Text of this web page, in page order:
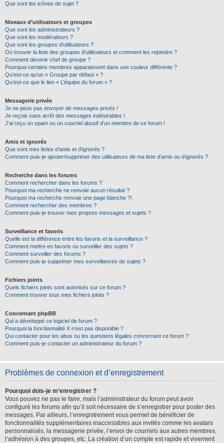
Que sont les icônes de sujet ?
Niveaux d’utilisateurs et groupes
Que sont les administrateurs ?
Que sont les modérateurs ?
Que sont les groupes d’utilisateurs ?
Où trouver la liste des groupes d’utilisateurs et comment les rejoindre ?
Comment devenir chef de groupe ?
Pourquoi certains membres apparaissent dans une couleur différente ?
Qu’est-ce qu’un « Groupe par défaut » ?
Qu’est-ce que le lien « L’équipe du forum » ?
Messagerie privée
Je ne peux pas envoyer de messages privés !
Je reçois sans arrêt des messages indésirables !
J’ai reçu un spam ou un courriel abusif d’un membre de ce forum !
Amis et ignorés
Que sont mes listes d’amis et d’ignorés ?
Comment puis-je ajouter/supprimer des utilisateurs de ma liste d’amis ou d’ignorés ?
Recherche dans les forums
Comment rechercher dans les forums ?
Pourquoi ma recherche ne renvoie aucun résultat ?
Pourquoi ma recherche renvoie une page blanche ?!
Comment rechercher des membres ?
Comment puis-je trouver mes propres messages et sujets ?
Surveillance et favoris
Quelle est la différence entre les favoris et la surveillance ?
Comment mettre en favoris ou surveiller des sujets ?
Comment surveiller des forums ?
Comment puis-je supprimer mes surveillances de sujets ?
Fichiers joints
Quels fichiers joints sont autorisés sur ce forum ?
Comment trouver tous mes fichiers joints ?
Concernant phpBB
Qui a développé ce logiciel de forum ?
Pourquoi la fonctionnalité X n’est pas disponible ?
Qui contacter pour les abus ou les questions légales concernant ce forum ?
Comment puis-je contacter un administrateur du forum ?
Problèmes de connexion et d’enregistrement
Pourquoi dois-je m’enregistrer ?
Vous pouvez ne pas le faire, mais l’administrateur du forum peut avoir
configuré les forums afin qu’il soit nécessaire de s’enregistrer pour poster des
messages. Par ailleurs, l’enregistrement vous permet de bénéficier de
fonctionnalités supplémentaires inaccessibles aux invités comme les avatars
personnalisés, la messagerie privée, l’envoi de courriels aux autres membres,
l’adhésion à des groupes, etc. La création d’un compte est rapide et vivement